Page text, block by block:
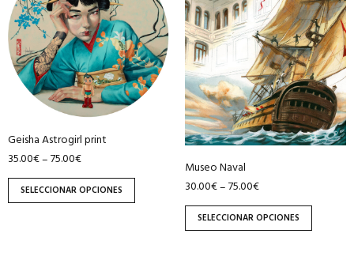
Geisha Astrogirl print
35.00€–75.00€
SELECCIONAR OPCIONES
tiene
múltiples
variantes.
Las
opciones
elegir
en
la
página
Museo Naval
30.00€–75.00€
SELECCIONAR OPCIONES
tiene
múltiples
variantes.
Las
opciones
se
pueden
elegir
en
la
página